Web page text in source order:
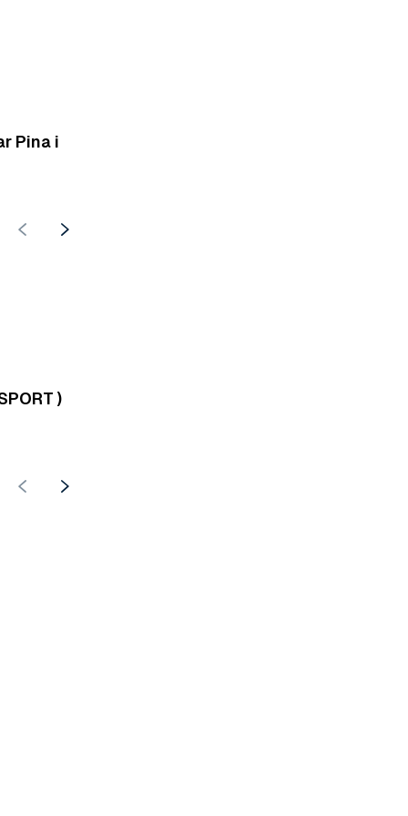
Pina i
)